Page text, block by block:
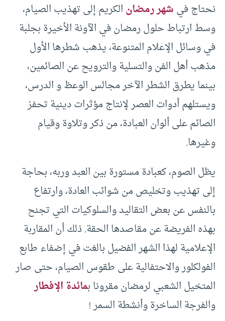
نحتاج فيشهر رمضانالكريم إلى تهذيب الصيام،
وسط ارتباط حلول رمضان في الآونة الأخيرة بجلبة
في وسائل الإعلام المتنوعة، يذهب شطرها الأول
مذهب أهل الفن والتسلية والترويح عن الصائمين،
بينما يطرق الشطر الآخر مجالس الوعظ و الدرس،
ويستلهم أدوات العصر لإنتاج مؤثرات دينية تحفز
الصائم على ألوان العبادة، من ذكر وتلاوة وقيام
وغيرها.
يظل الصوم، كعبادة مستورة بين العبد وربه، بحاجة
إلى تهذيب وتخليص من شوائب العادة، وارتفاع
بالنفس عن بعض التقاليد والسلوكيات التي تجنح
بهذه الفريضة عن مقاصدها الحقة. ذلك أن المقاربة
الإعلامية لهذا الشهر الفضيل بالغت في إضفاء طابع
الفولكلور والاحتفالية على طقوس الصيام، حتى صار
المتخيل الشعبي لرمضان مقرونا بمائدة الإفطار
والفرجة الساخرة وأنشطة السمر !